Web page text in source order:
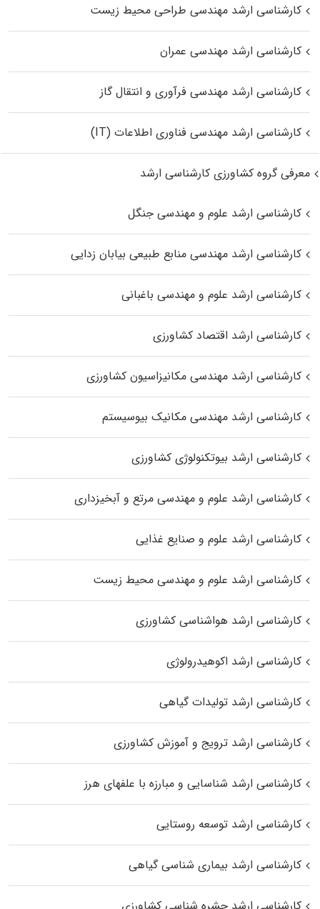
کارشناسی ارشد مهندسی طراحی محیط زیست
کارشناسی ارشد مهندسی عمران
کارشناسی ارشد مهندسی فرآوری و انتقال گاز
کارشناسی ارشد مهندسی فناوری اطلاعات (IT)
معرفی گروه کشاورزی کارشناسی ارشد
کارشناسی ارشد علوم و مهندسی جنگل
کارشناسی ارشد مهندسی منابع طبیعی بیابان زدایی
کارشناسی ارشد علوم و مهندسی باغبانی
کارشناسی ارشد اقتصاد کشاورزی
کارشناسی ارشد مهندسی مکانیزاسیون کشاورزی
کارشناسی ارشد مهندسی مکانیک بیوسیستم
کارشناسی ارشد بیوتکنولوژی کشاورزی
کارشناسی ارشد علوم و مهندسی مرتع و آبخیزداری
کارشناسی ارشد علوم و صنایع غذایی
کارشناسی ارشد علوم و مهندسی محیط زیست
کارشناسی ارشد هواشناسی کشاورزی
کارشناسی ارشد اکوهیدرولوژی
کارشناسی ارشد تولیدات گیاهی
کارشناسی ارشد ترویج و آموزش کشاورزی
کارشناسی ارشد شناسایی و مبارزه با علفهای هرز
کارشناسی ارشد توسعه روستایی
کارشناسی ارشد بیماری‌ شناسی گیاهی